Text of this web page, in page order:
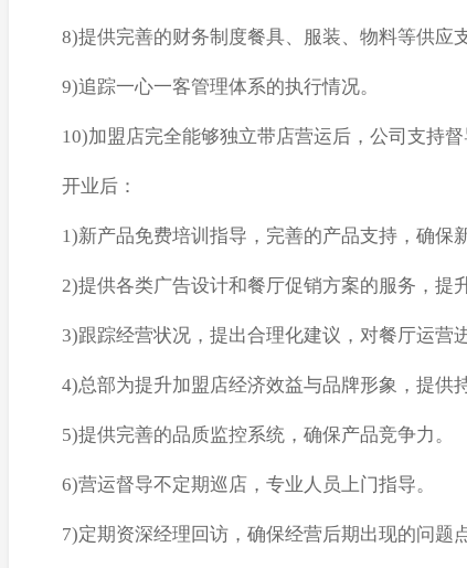
8)提供完善的财务制度餐具、服装、物料等供应
9)追踪一心一客管理体系的执行情况。
10)加盟店完全能够独立带店营运后，公司支持督
开业后：
1)新产品免费培训指导，完善的产品支持，确保
2)提供各类广告设计和餐厅促销方案的服务，提
3)跟踪经营状况，提出合理化建议，对餐厅运营
4)总部为提升加盟店经济效益与品牌形象，提供
5)提供完善的品质监控系统，确保产品竞争力。
6)营运督导不定期巡店，专业人员上门指导。
7)定期资深经理回访，确保经营后期出现的问题